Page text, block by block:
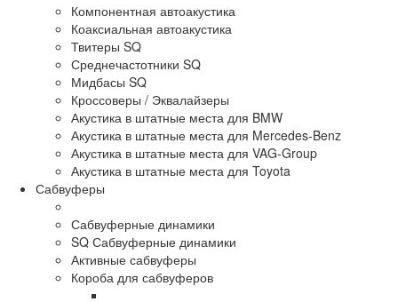
Компонентная автоакустика
Коаксиальная автоакустика
Твитеры SQ
Среднечастотники SQ
Мидбасы SQ
Кроссоверы / Эквалайзеры
Акустика в штатные места для BMW
Акустика в штатные места для Mercedes-Benz
Акустика в штатные места для VAG-Group
Акустика в штатные места для Toyota
Сабвуферы
Сабвуферные динамики
SQ Сабвуферные динамики
Активные сабвуферы
Короба для сабвуферов